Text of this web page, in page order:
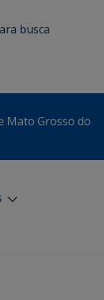
busca
Mato Grosso do